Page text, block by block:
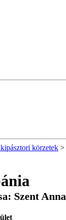
körzetek >
Szent Anna